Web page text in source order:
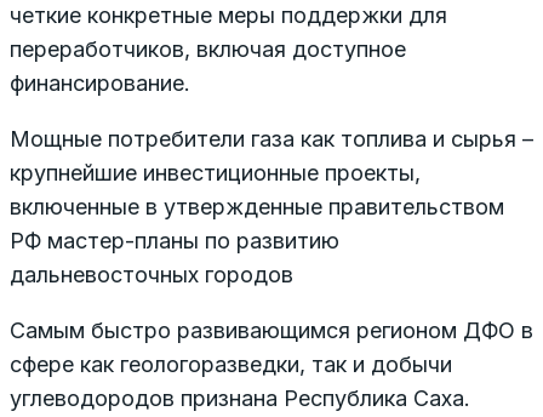
четкие конкретные меры поддержки для
переработчиков, включая доступное
финансирование.
Мощные потребители газа как топлива и сырья –
крупнейшие инвестиционные проекты,
включенные в утвержденные правительством
РФ мастер-планы по развитию
дальневосточных городов
Самым быстро развивающимся регионом ДФО в
сфере как геологоразведки, так и добычи
углеводородов признана Республика Саха.